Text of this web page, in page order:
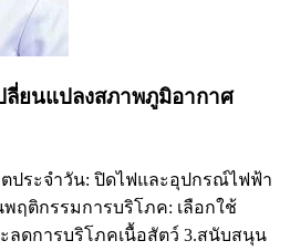
ลี่ยนแปลงสภาพภูมิอากาศ
ประจำวัน: ปิดไฟและอุปกรณ์ไฟฟ้า
พฤติกรรมการบริโภค: เลือกใช้
ลดการบริโภคเนื้อสัตว์ 3.สนับสนุน